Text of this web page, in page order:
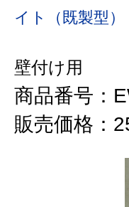
イト（既製型）
壁付け用
商品番号：
販売価格：